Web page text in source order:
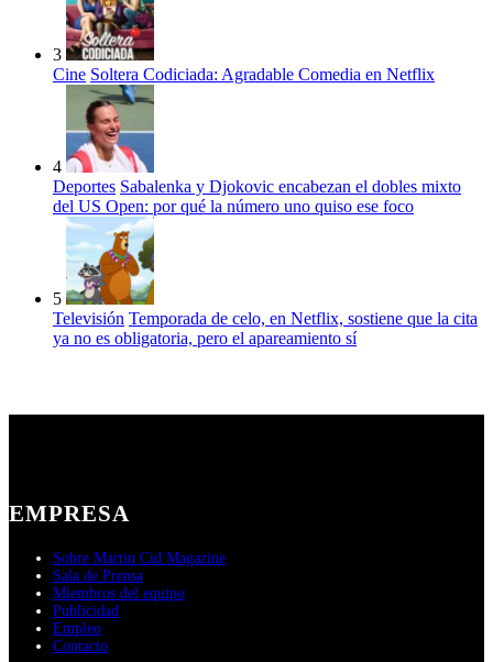
3
Cine Soltera Codiciada: Agradable Comedia en Netflix
4
Deportes Sabalenka y Djokovic encabezan el dobles mixto
del US Open: por qué la número uno quiso ese foco
5
Televisión Temporada de celo, en Netflix, sostiene que la cita
ya no es obligatoria, pero el apareamiento sí
EMPRESA
Sobre Martin Cid Magazine
Sala de Prensa
Miembros del equipo
Publicidad
Empleo
Contacto